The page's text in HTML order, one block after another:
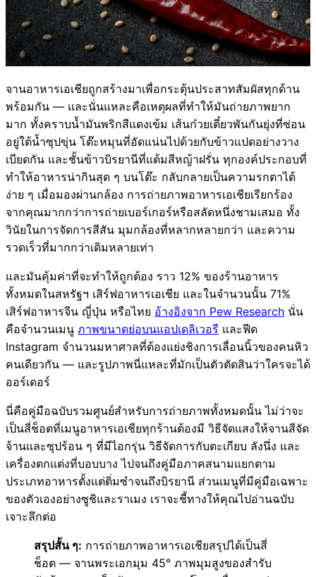
จานอาหารเอเชียถูกสร้างมาเพื่อกระตุ้นประสาทสัมผัสทุกด้าน
พร้อมกัน — และนั่นแหละคือเหตุผลที่ทำให้มันถ่ายภาพยาก
มาก ทั้งคราบน้ำมันพริกสีแดงเข้ม เส้นก๋วยเตี๋ยวพันกันยุ่งที่ซ่อน
อยู่ใต้น้ำซุปขุ่น โต๊ะหมุนที่อัดแน่นไปด้วยกับข้าวแปดอย่างวาง
เบียดกัน และชั้นข้าวบิรยานีที่แต้มสีหญ้าฝรั่น ทุกองค์ประกอบที่
ทำให้อาหารน่ากินสุด ๆ บนโต๊ะ กลับกลายเป็นความรกตาได้
ง่าย ๆ เมื่อมองผ่านกล้อง การถ่ายภาพอาหารเอเชียเรียกร้อง
จากคุณมากกว่าการถ่ายเบอร์เกอร์หรือสลัดหนึ่งชามเสมอ ทั้ง
วินัยในการจัดการสีสัน มุมกล้องที่หลากหลายกว่า และความ
รวดเร็วที่มากกว่าเดิมหลายเท่า
และมันคุ้มค่าที่จะทำให้ถูกต้อง ราว 12% ของร้านอาหาร
ทั้งหมดในสหรัฐฯ เสิร์ฟอาหารเอเชีย และในจำนวนนั้น 71%
เสิร์ฟอาหารจีน ญี่ปุ่น หรือไทย อ้างอิงจาก Pew Research นั่น
คือจำนวนเมนู ภาพขนาดย่อบนแอปเดลิเวอรี และฟีด
Instagram จำนวนมหาศาลที่ต้องแย่งชิงการเลื่อนนิ้วของคนหิว
คนเดียวกัน — และรูปภาพนี่แหละที่มักเป็นตัวตัดสินว่าใครจะได้
ออร์เดอร์
นี่คือคู่มือฉบับรวมศูนย์สำหรับการถ่ายภาพทั้งหมดนั้น ไม่ว่าจะ
เป็นสี่ช็อตที่เมนูอาหารเอเชียทุกร้านต้องมี วิธีจัดแสงให้จานสีจัด
จ้านและซุปร้อน ๆ ที่มีไอกรุ่น วิธีจัดการกับตะเกียบ ลังนึ่ง และ
เครื่องตกแต่งที่บอบบาง ไปจนถึงคู่มือภาคสนามแยกตาม
ประเภทอาหารตั้งแต่ติ่มซำจนถึงบิรยานี ส่วนเมนูที่มีคู่มือเฉพาะ
ของตัวเองอย่างซูชิและราเมง เราจะชี้ทางให้คุณไปอ่านฉบับ
เจาะลึกต่อ
สรุปสั้น ๆ: การถ่ายภาพอาหารเอเชียสรุปได้เป็นสี่
ช็อต — จานพระเอกมุม 45° ภาพมุมสูงของสำรับ